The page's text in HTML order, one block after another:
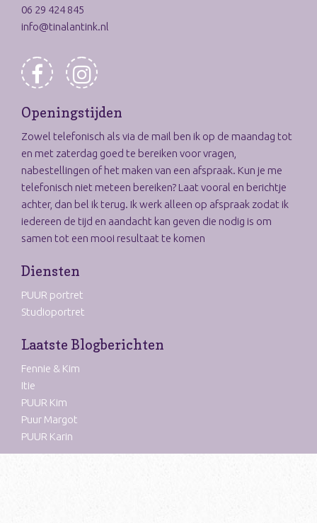
06 29 424 845
info@tinalantink.nl
Openingstijden
Zowel telefonisch als via de mail ben ik op de maandag tot
en met zaterdag goed te bereiken voor vragen,
nabestellingen of het maken van een afspraak. Kun je me
telefonisch niet meteen bereiken? Laat vooral en berichtje
achter, dan bel ik terug. Ik werk alleen op afspraak zodat ik
iedereen de tijd en aandacht kan geven die nodig is om
samen tot een mooi resultaat te komen
Diensten
PUUR portret
Studioportret
Laatste Blogberichten
Fennie & Kim
Itie
PUUR Kim
Puur Margot
PUUR Karin